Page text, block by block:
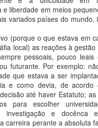
e liberdade em meios
variados países do mundo,
(porque o que estava em
local) as reações à
pessoais, pouco
futurante. Por exemplo:
que estava a ser
e como devia, de
até haver Estatuto;
para escolher
investigação e docênca
carreira perante a absoluta